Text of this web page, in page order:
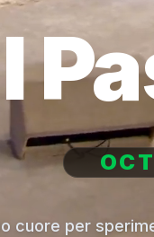
cuore per